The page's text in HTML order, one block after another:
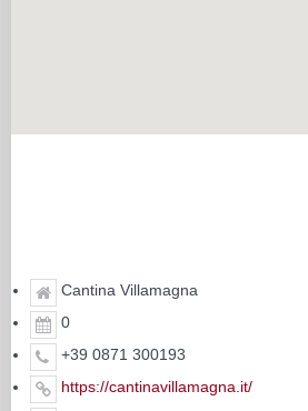
Cantina Villamagna
0
+39 0871 300193
https://cantinavillamagna.it/